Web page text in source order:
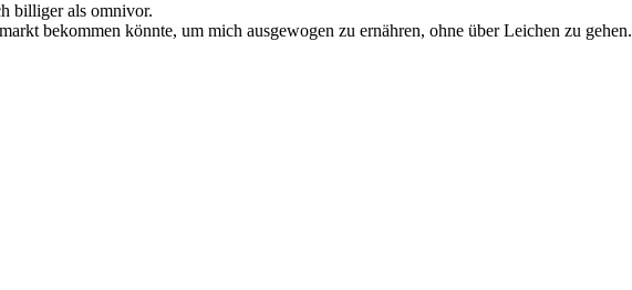
billiger als omnivor.
bekommen könnte, um mich ausgewogen zu ernähren, ohne über Leichen zu gehen.